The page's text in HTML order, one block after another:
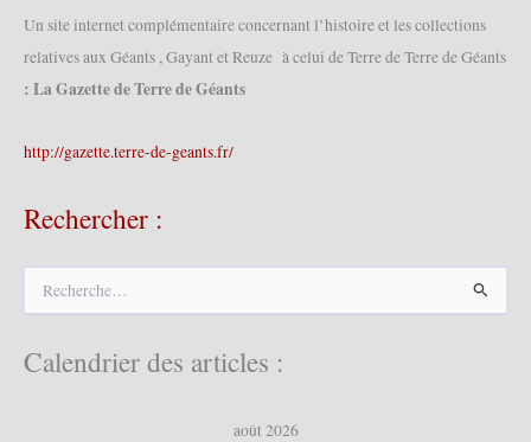
Un site internet complémentaire concernant l’histoire et les collections
relatives aux Géants , Gayant et Reuze à celui de Terre de Terre de Géants
: La Gazette de Terre de Géants
http://gazette.terre-de-geants.fr/
Rechercher :
e
Calendrier des articles :
août 2026